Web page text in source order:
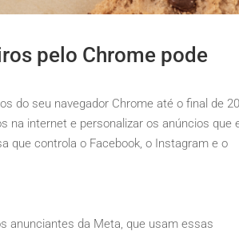
pelo Chrome pode
do seu navegador Chrome até o final de
na internet e personalizar os anúncios que
que controla o Facebook, o Instagram e o
anunciantes da Meta, que usam essas